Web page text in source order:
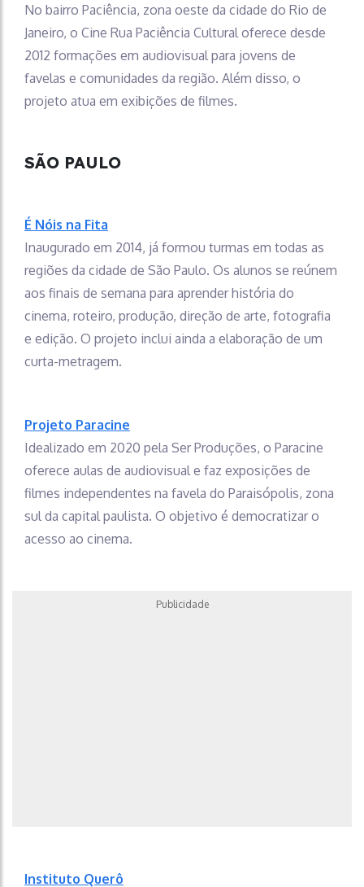
No bairro Paciência, zona oeste da cidade do Rio de
Janeiro, o Cine Rua Paciência Cultural oferece desde
2012 formações em audiovisual para jovens de
favelas e comunidades da região. Além disso, o
projeto atua em exibições de filmes.
SÃO PAULO
É Nóis na Fita
Inaugurado em 2014, já formou turmas em todas as
regiões da cidade de São Paulo. Os alunos se reúnem
aos finais de semana para aprender história do
cinema, roteiro, produção, direção de arte, fotografia
e edição. O projeto inclui ainda a elaboração de um
curta-metragem.
Projeto Paracine
Idealizado em 2020 pela Ser Produções, o Paracine
oferece aulas de audiovisual e faz exposições de
filmes independentes na favela do Paraisópolis, zona
sul da capital paulista. O objetivo é democratizar o
acesso ao cinema.
Publicidade
Instituto Querô